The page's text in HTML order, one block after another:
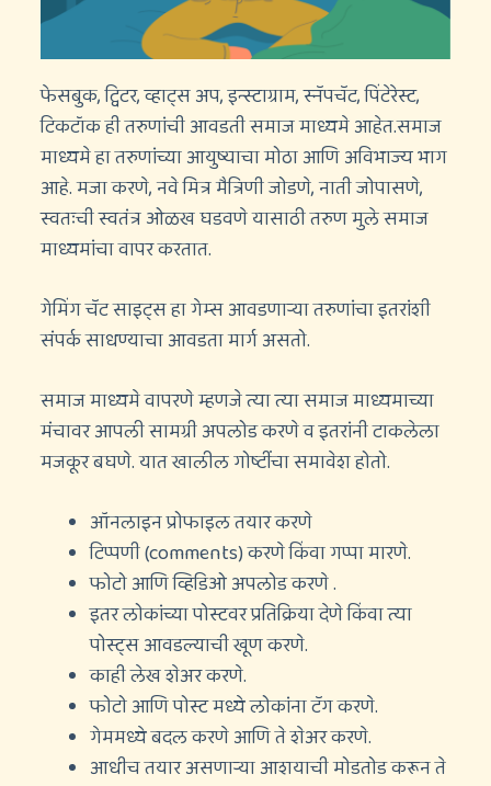
फेसबुक, ट्विटर, व्हाट्स अप, इन्स्टाग्राम, स्नॅपचॅट, पिंटेरेस्ट,
टिकटॉक ही तरुणांची आवडती समाज माध्यमे आहेत.समाज
माध्यमे हा तरुणांच्या आयुष्याचा मोठा आणि अविभाज्य भाग
आहे. मजा करणे, नवे मित्र मैत्रिणी जोडणे, नाती जोपासणे,
स्वतःची स्वतंत्र ओळख घडवणे यासाठी तरुण मुले समाज
माध्यमांचा वापर करतात.
गेमिंग चॅट साइट्स हा गेम्स आवडणाऱ्या तरुणांचा इतरांशी
संपर्क साधण्याचा आवडता मार्ग असतो.
समाज माध्यमे वापरणे म्हणजे त्या त्या समाज माध्यमाच्या
मंचावर आपली सामग्री अपलोड करणे व इतरांनी टाकलेला
मजकूर बघणे. यात खालील गोष्टींचा समावेश होतो.
ऑनलाइन प्रोफाइल तयार करणे
टिप्पणी (comments) करणे किंवा गप्पा मारणे.
फोटो आणि व्हिडिओ अपलोड करणे .
इतर लोकांच्या पोस्टवर प्रतिक्रिया देणे किंवा त्या
पोस्ट्स आवडल्याची खूण करणे.
काही लेख शेअर करणे.
फोटो आणि पोस्ट मध्ये लोकांना टॅग करणे.
गेममध्ये बदल करणे आणि ते शेअर करणे.
आधीच तयार असणाऱ्या आशयाची मोडतोड करून ते